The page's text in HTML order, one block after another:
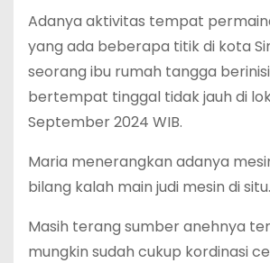
Adanya aktivitas tempat
yang ada beberapa titik di kota
seorang ibu rumah tangga
bertempat tinggal tidak jauh di
September 2024 WIB.
Maria menerangkan adanya
bilang kalah main judi mesin di situ.
Masih terang sumber anehnya
mungkin sudah cukup kordinasi